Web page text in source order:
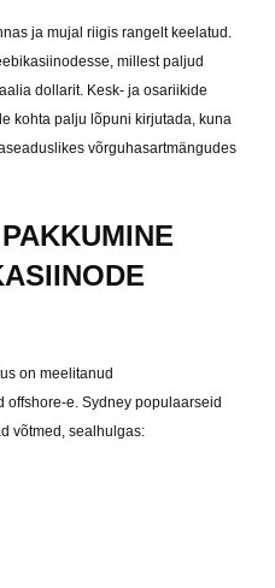
ja mujal riigis rangelt keelatud.
millest paljud
dollarit. Kesk- ja osariikide
kohta palju lõpuni kirjutada, kuna
võrguhasartmängudes
on meelitanud
e. Sydney populaarseid
võtmed, sealhulgas: